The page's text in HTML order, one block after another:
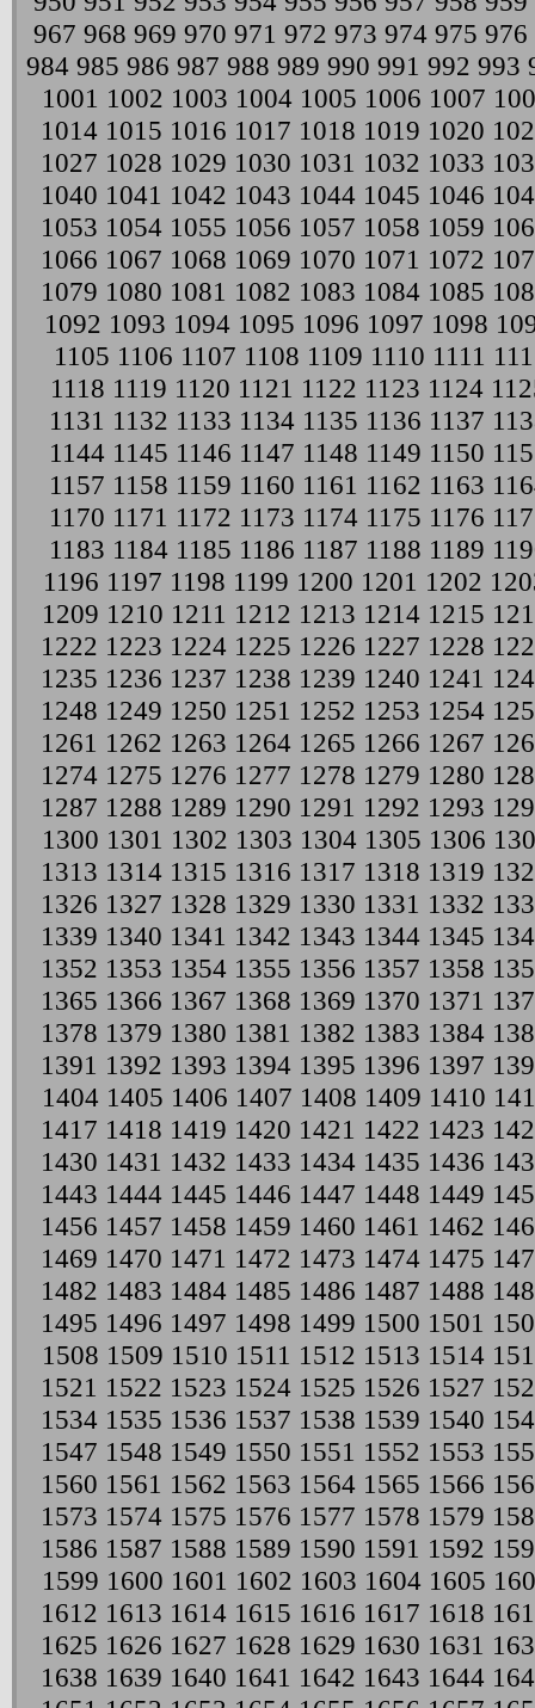
967 968 969 970 971 972 973 974 975 976
984 985 986 987 988 989 990 991 992 993
1001 1002 1003 1004 1005 1006 1007
1014 1015 1016 1017 1018 1019 1020
1027 1028 1029 1030 1031 1032 1033
1040 1041 1042 1043 1044 1045 1046
1053 1054 1055 1056 1057 1058 1059
1066 1067 1068 1069 1070 1071 1072
1079 1080 1081 1082 1083 1084 1085
1092 1093 1094 1095 1096 1097 1098
1105 1106 1107 1108 1109 1110 1111
1118 1119 1120 1121 1122 1123 1124
1131 1132 1133 1134 1135 1136 1137
1144 1145 1146 1147 1148 1149 1150
1157 1158 1159 1160 1161 1162 1163
1170 1171 1172 1173 1174 1175 1176
1183 1184 1185 1186 1187 1188 1189
1196 1197 1198 1199 1200 1201 1202
1209 1210 1211 1212 1213 1214 1215
1222 1223 1224 1225 1226 1227 1228
1235 1236 1237 1238 1239 1240 1241
1248 1249 1250 1251 1252 1253 1254
1261 1262 1263 1264 1265 1266 1267
1274 1275 1276 1277 1278 1279 1280
1287 1288 1289 1290 1291 1292 1293
1300 1301 1302 1303 1304 1305 1306
1313 1314 1315 1316 1317 1318 1319
1326 1327 1328 1329 1330 1331 1332
1339 1340 1341 1342 1343 1344 1345
1352 1353 1354 1355 1356 1357 1358
1365 1366 1367 1368 1369 1370 1371
1378 1379 1380 1381 1382 1383 1384
1391 1392 1393 1394 1395 1396 1397
1404 1405 1406 1407 1408 1409 1410
1417 1418 1419 1420 1421 1422 1423
1430 1431 1432 1433 1434 1435 1436
1443 1444 1445 1446 1447 1448 1449
1456 1457 1458 1459 1460 1461 1462
1469 1470 1471 1472 1473 1474 1475
1482 1483 1484 1485 1486 1487 1488
1495 1496 1497 1498 1499 1500 1501
1508 1509 1510 1511 1512 1513 1514
1521 1522 1523 1524 1525 1526 1527
1534 1535 1536 1537 1538 1539 1540
1547 1548 1549 1550 1551 1552 1553
1560 1561 1562 1563 1564 1565 1566
1573 1574 1575 1576 1577 1578 1579
1586 1587 1588 1589 1590 1591 1592
1599 1600 1601 1602 1603 1604 1605
1612 1613 1614 1615 1616 1617 1618
1625 1626 1627 1628 1629 1630 1631
1638 1639 1640 1641 1642 1643 1644